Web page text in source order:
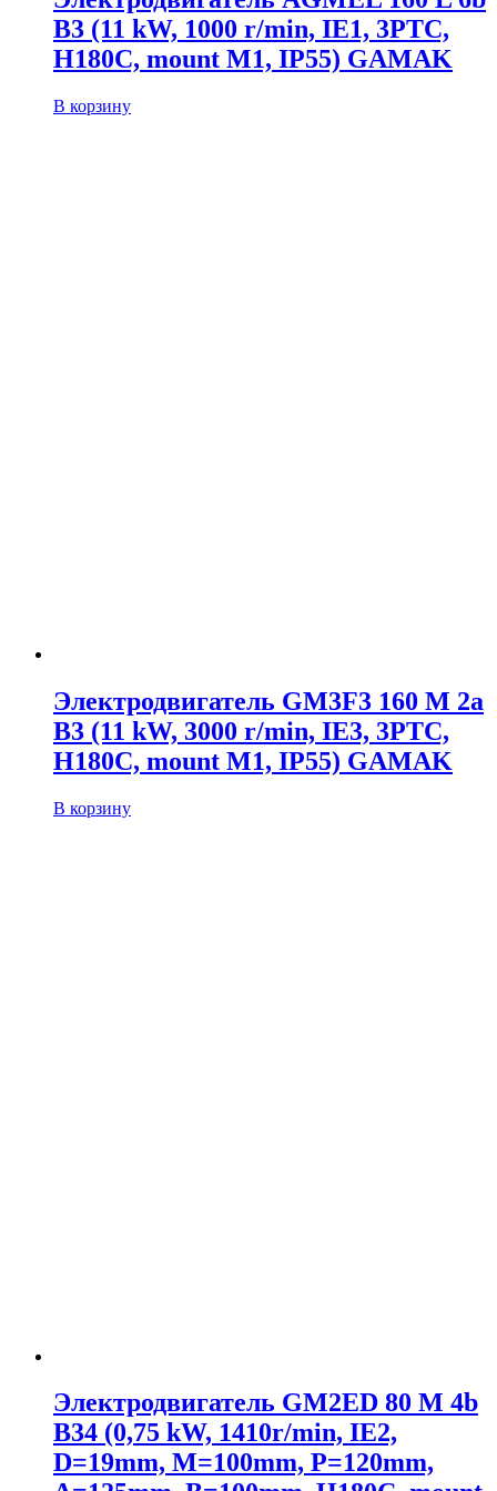
B3 (11 kW, 1000 r/min, IE1, 3PTC,
H180C, mount M1, IP55) GAMAK
В корзину
Электродвигатель GM3F3 160 M 2a
B3 (11 kW, 3000 r/min, IE3, 3PTC,
H180C, mount M1, IP55) GAMAK
В корзину
Электродвигатель GM2ED 80 M 4b
B34 (0,75 kW, 1410r/min, IE2,
D=19mm, M=100mm, P=120mm,